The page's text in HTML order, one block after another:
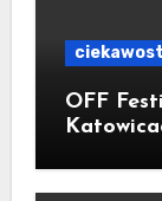
OFF